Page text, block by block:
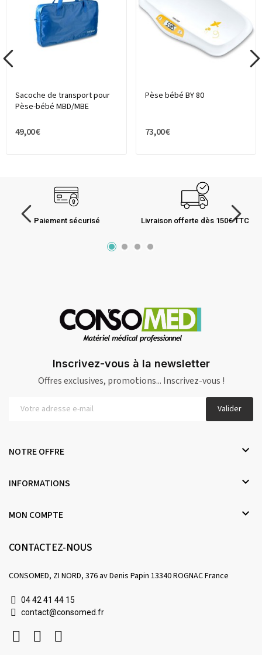
Sacoche de transport pour
Pèse-bébé MBD/MBE
49,00 €
Pèse bébé BY 80
73,00 €
Paiement sécurisé Livraison offerte dès 150€ TTC
Inscrivez-vous à la newsletter
Offres exclusives, promotions... Inscrivez-vous !
Valider
NOTRE OFFRE 
INFORMATIONS 
MON COMPTE 
CONTACTEZ-NOUS
CONSOMED, ZI NORD, 376 av Denis Papin 13340 ROGNAC France
04 42 41 44 15
contact@consomed.fr